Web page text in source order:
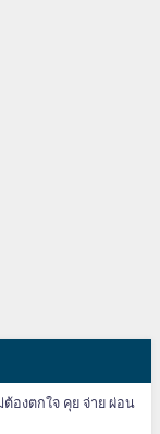
องตกใจ คุย จ่าย ผ่อน